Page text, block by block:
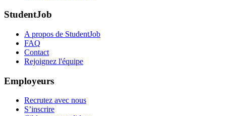
StudentJob
A propos de StudentJob
FAQ
Contact
Rejoignez l'équipe
Employeurs
Recrutez avec nous
S’inscrire